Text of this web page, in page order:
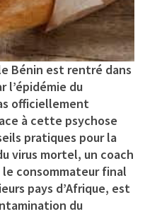
Bénin est rentré dans
l’épidémie du
officiellement
à cette psychose
pratiques pour la
virus mortel, un coach
consommateur final
pays d’Afrique, est
du